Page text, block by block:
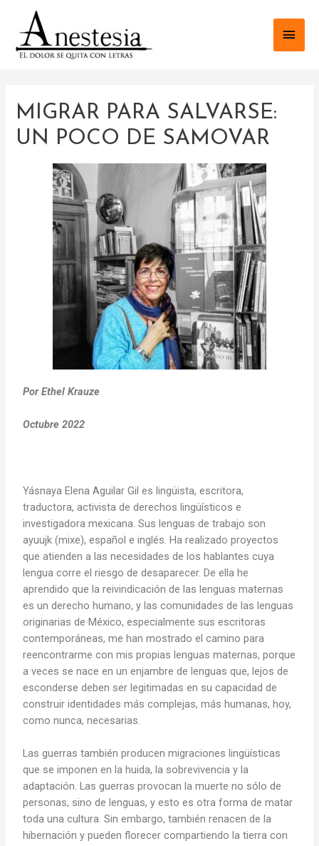
MIGRAR PARA SALVARSE:
UN POCO DE SAMOVAR
Por Ethel Krauze
Octubre 2022
Yásnaya Elena Aguilar Gil es lingüista, escritora,
traductora, activista de derechos lingüísticos e
investigadora mexicana. Sus lenguas de trabajo son
ayuujk (mixe), español e inglés. Ha realizado proyectos
que atienden a las necesidades de los hablantes cuya
lengua corre el riesgo de desaparecer. De ella he
aprendido que la reivindicación de las lenguas maternas
es un derecho humano, y las comunidades de las lenguas
originarias de México, especialmente sus escritoras
contemporáneas, me han mostrado el camino para
reencontrarme con mis propias lenguas maternas, porque
a veces se nace en un enjambre de lenguas que, lejos de
esconderse deben ser legitimadas en su capacidad de
construir identidades más complejas, más humanas, hoy,
como nunca, necesarias.
Las guerras también producen migraciones lingüísticas
que se imponen en la huida, la sobrevivencia y la
adaptación. Las guerras provocan la muerte no sólo de
personas, sino de lenguas, y esto es otra forma de matar
toda una cultura. Sin embargo, también renacen de la
hibernación y pueden florecer compartiendo la tierra con